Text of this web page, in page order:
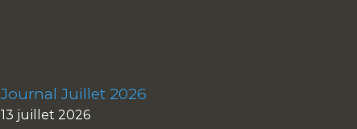
Journal Juillet 2026
13 juillet 2026